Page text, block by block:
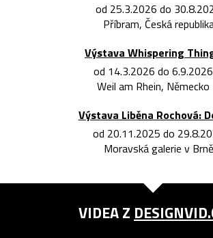
od 25.3.2026 do
Příbram, Česká
Výstava Whispering
od 14.3.2026 do 6.9.2026
Weil am Rhein, Německo
Výstava Liběna Rochová:
od 20.11.2025 do
Moravská galerie v Brně
VIDEA Z